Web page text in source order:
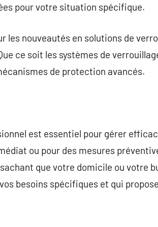
pour votre situation spécifique.
les nouveautés en solutions de
ce soit les systèmes de
de protection avancés.
est essentiel pour gérer
ou pour des mesures
que votre domicile ou votre
besoins spécifiques et qui